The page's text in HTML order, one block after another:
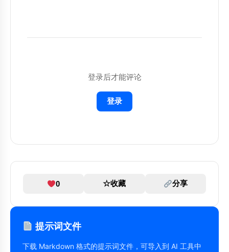
2. 提供具体建议
登录后才能评论
登录
0 ☆收藏 分享
提示词文件
下载 Markdown 格式的提示词文件，可导入到 AI 工具中